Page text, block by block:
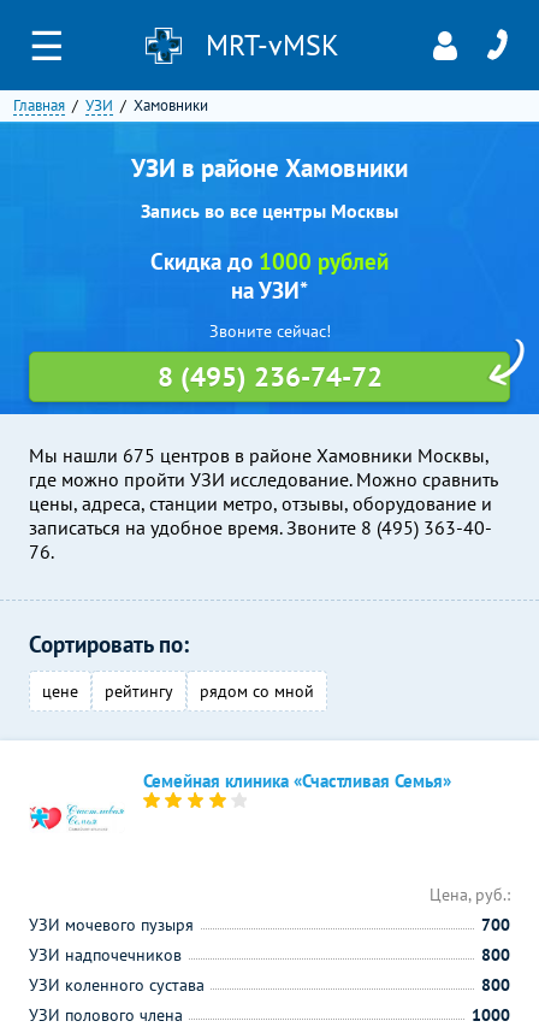
☰ MRT-vMSK
Главная УЗИ Хамовники
УЗИ в районе Хамовники
Запись во все центры Москвы
Мы нашли 675 центров в районе Хамовники Москвы,
где можно пройти УЗИ исследование. Можно сравнить
цены, адреса, станции метро, отзывы, оборудование и
записаться на удобное время. Звоните 8 (495) 363-40-
76.
Скидка до 1000 рублей
на УЗИ*
Звоните сейчас!
8 (495) 236-74-72
Сортировать по:
цене рейтингу рядом со мной
Семейная клиника «Счастливая Семья»
Цена, руб.:
УЗИ мочевого пузыря
700
УЗИ надпочечников
800
УЗИ коленного сустава
800
УЗИ полового члена
1000